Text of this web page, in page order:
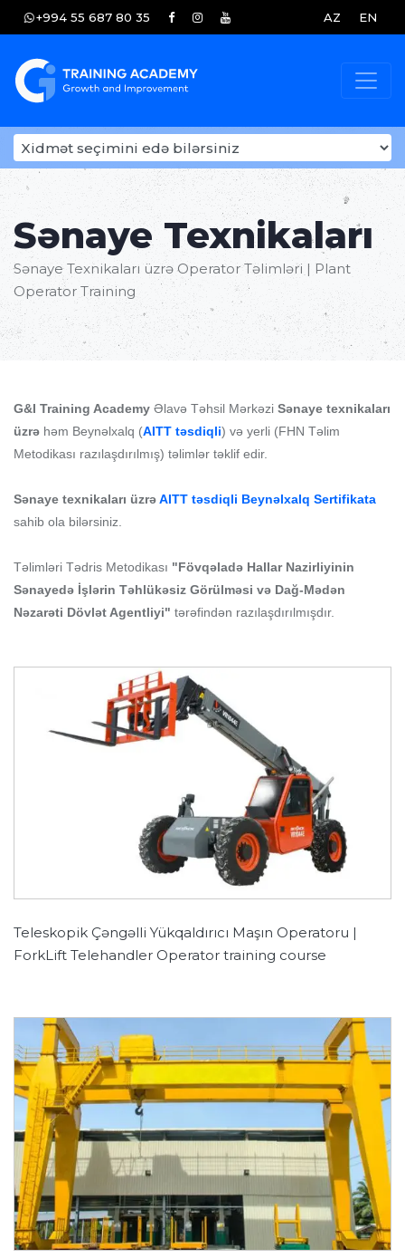
+994 55 687 80 35 AZ EN
Sənaye Texnikaları
Sənaye Texnikaları üzrə Operator Təlimləri | Plant
Operator Training
G&I Training Academy Əlavə Təhsil Mərkəzi Sənaye texnikaları
üzrə həm Beynəlxalq (AITT təsdiqli) və yerli (FHN Təlim
Metodikası razılaşdırılmış) təlimlər təklif edir.
Sənaye texnikaları üzrəAITT təsdiqli Beynəlxalq Sertifikata
sahib ola bilərsiniz.
Təlimləri Tədris Metodikası "Fövqəladə Hallar Nazirliyinin
Sənayedə İşlərin Təhlükəsiz Görülməsi və Dağ-Mədən
Nəzarəti Dövlət Agentliyi" tərəfindən razılaşdırılmışdır.
Teleskopik Çəngəlli Yükqaldırıcı Maşın Operatoru |
ForkLift Telehandler Operator training course